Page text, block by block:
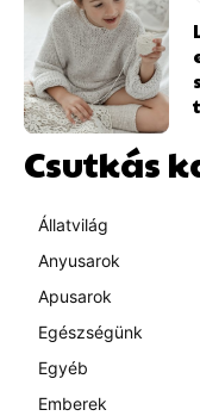
Csutkás
Állatvilág
Anyusarok
Apusarok
Egészségünk
Egyéb
Emberek